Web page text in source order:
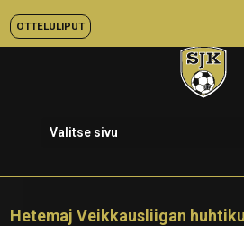
OTTELULIPUT
Valitse sivu
Hetemaj Veikkausliigan